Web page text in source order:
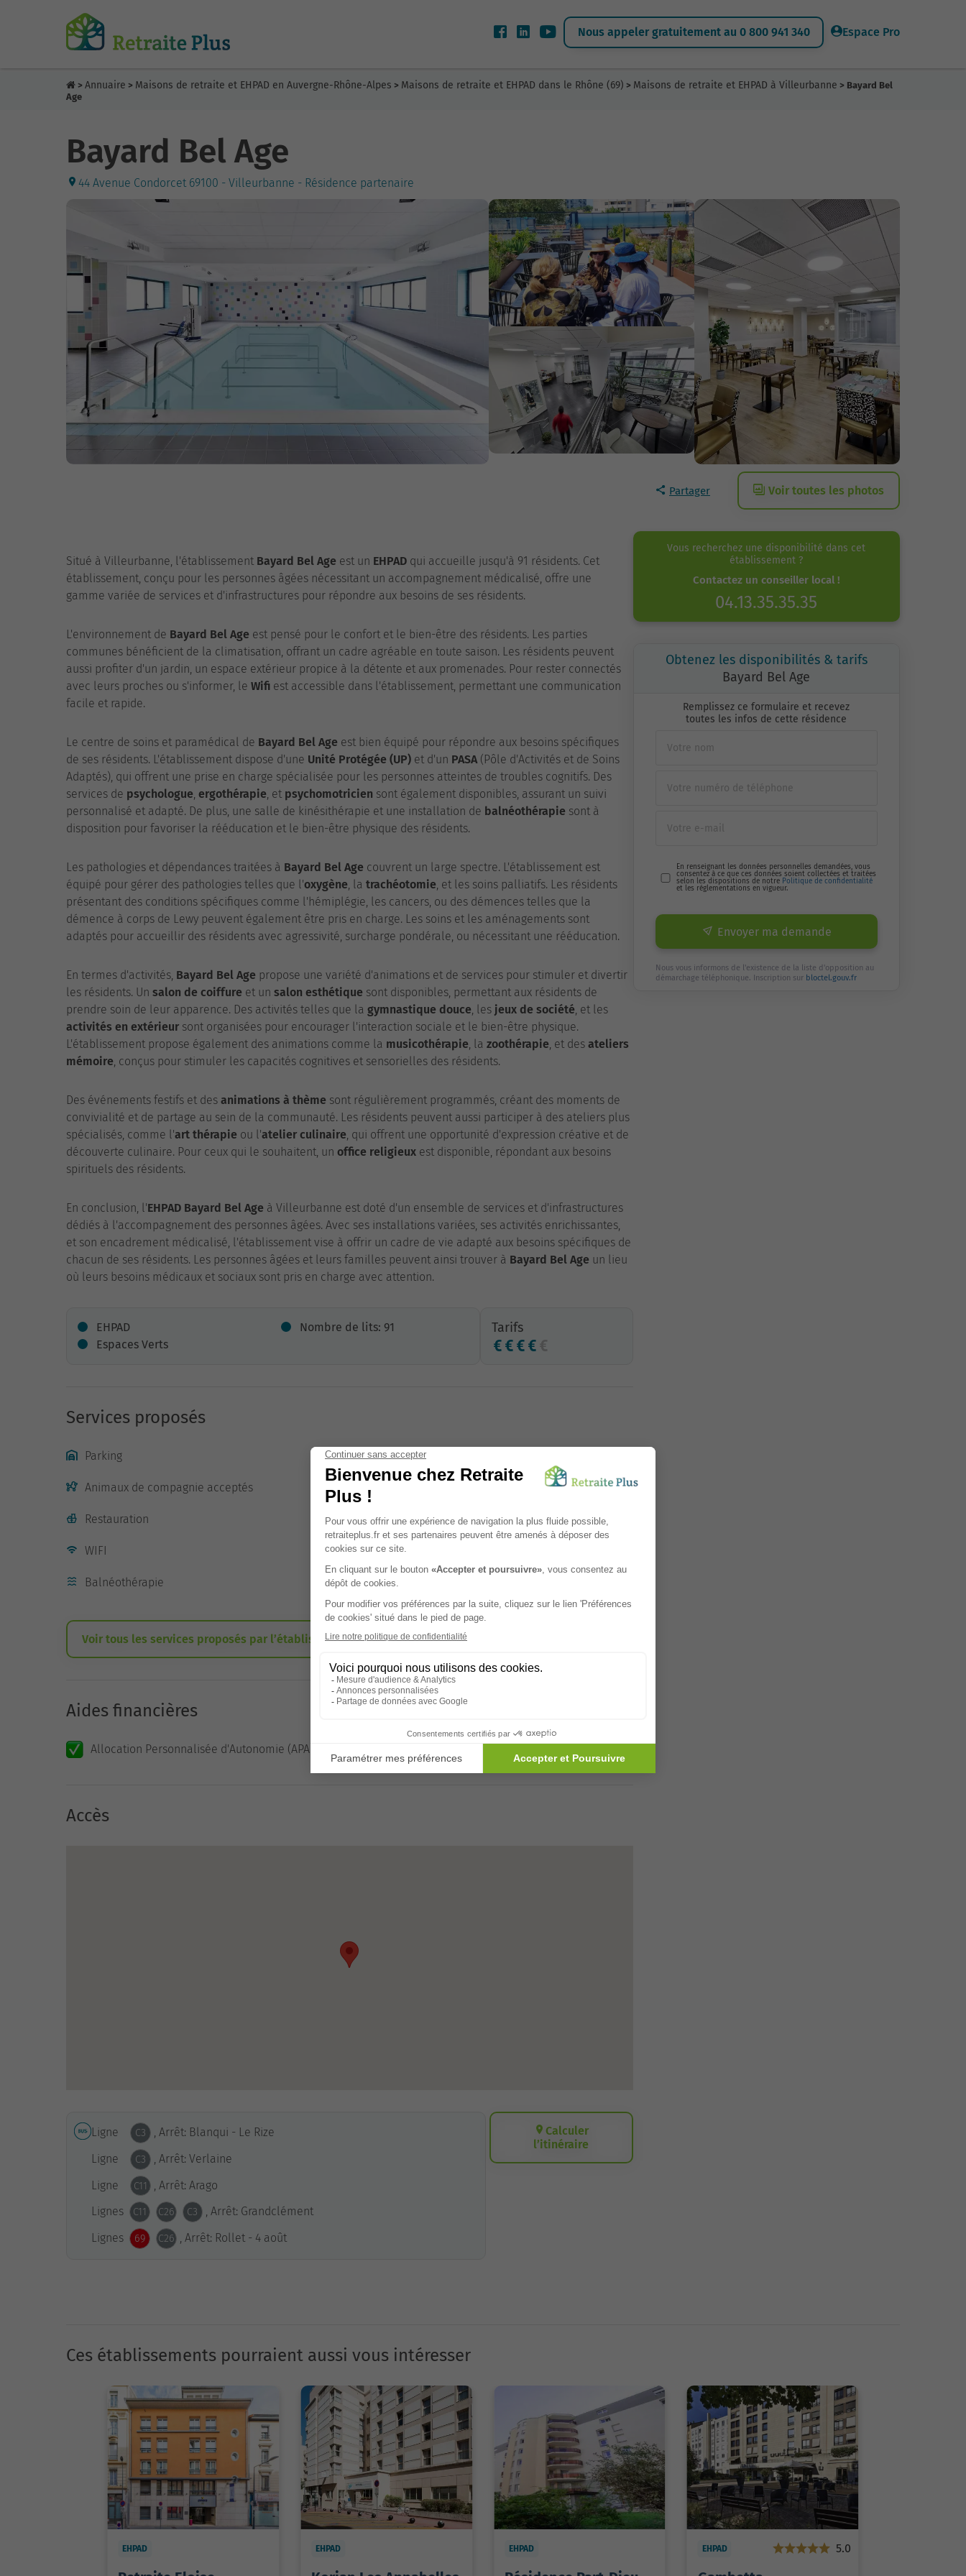
Nous appeler gratuitement au 0 800 941 340 Espace Pro
> Annuaire > Maisons de retraite et EHPAD en Auvergne-Rhône-Alpes > Maisons de retraite et EHPAD dans le Rhône (69) > Maisons de retraite et EHPAD à Villeurbanne > Bayard Bel
Age
Bayard Bel Age
44 Avenue Condorcet 69100 - Villeurbanne - Résidence partenaire
Partager Voir toutes les photos
Situé à Villeurbanne, l'établissement Bayard Bel Age est un EHPAD qui accueille jusqu'à 91 résidents. Cet
établissement, conçu pour les personnes âgées nécessitant un accompagnement médicalisé, offre une
gamme variée de services et d'infrastructures pour répondre aux besoins de ses résidents.
L'environnement de Bayard Bel Age est pensé pour le confort et le bien-être des résidents. Les parties
communes bénéficient de la climatisation, offrant un cadre agréable en toute saison. Les résidents peuvent
aussi profiter d'un jardin, un espace extérieur propice à la détente et aux promenades. Pour rester connectés
avec leurs proches ou s'informer, le Wifi est accessible dans l'établissement, permettant une communication
facile et rapide.
Le centre de soins et paramédical de Bayard Bel Age est bien équipé pour répondre aux besoins spécifiques
de ses résidents. L'établissement dispose d'une Unité Protégée (UP) et d'un PASA(Pôle d'Activités et de Soins
Adaptés), qui offrent une prise en charge spécialisée pour les personnes atteintes de troubles cognitifs. Des
services de psychologue, ergothérapie, et psychomotricien sont également disponibles, assurant un suivi
personnalisé et adapté. De plus, une salle de kinésithérapie et une installation de balnéothérapie sont à
disposition pour favoriser la rééducation et le bien-être physique des résidents.
Les pathologies et dépendances traitées à Bayard Bel Age couvrent un large spectre. L'établissement est
équipé pour gérer des pathologies telles que l'oxygène, la trachéotomie, et les soins palliatifs. Les résidents
présentant des conditions spécifiques comme l'hémiplégie, les cancers, ou des démences telles que la
démence à corps de Lewy peuvent également être pris en charge. Les soins et les aménagements sont
adaptés pour accueillir des résidents avec agressivité, surcharge pondérale, ou nécessitant une rééducation.
En termes d'activités, Bayard Bel Age propose une variété d'animations et de services pour stimuler et divertir
les résidents. Un salon de coiffure et un salon esthétique sont disponibles, permettant aux résidents de
prendre soin de leur apparence. Des activités telles que la gymnastique douce, les jeux de société, et les
activités en extérieur sont organisées pour encourager l'interaction sociale et le bien-être physique.
L'établissement propose également des animations comme la musicothérapie, la zoothérapie, et des ateliers
mémoire, conçus pour stimuler les capacités cognitives et sensorielles des résidents.
Des événements festifs et des animations à thème sont régulièrement programmés, créant des moments de
convivialité et de partage au sein de la communauté. Les résidents peuvent aussi participer à des ateliers plus
spécialisés, comme l'art thérapie ou l'atelier culinaire, qui offrent une opportunité d'expression créative et de
découverte culinaire. Pour ceux qui le souhaitent, un office religieux est disponible, répondant aux besoins
spirituels des résidents.
En conclusion, l'EHPAD Bayard Bel Age à Villeurbanne est doté d'un ensemble de services et d'infrastructures
dédiés à l'accompagnement des personnes âgées. Avec ses installations variées, ses activités enrichissantes,
et son encadrement médicalisé, l'établissement vise à offrir un cadre de vie adapté aux besoins spécifiques de
chacun de ses résidents. Les personnes âgées et leurs familles peuvent ainsi trouver à Bayard Bel Age un lieu
où leurs besoins médicaux et sociaux sont pris en charge avec attention.
EHPAD
Nombre de lits: 91
Espaces Verts
Tarifs
Services proposés
Parking Proximité commerces
Animaux de compagnie acceptés
Restauration PASA
WIFI Unité Protégée (UP)
Balnéothérapie Office religieux
Voir tous les services proposés par l’établissement
Aides financières
Allocation Personnalisée d'Autonomie (APA)
Accès
Ligne C3
, Arrêt: Blanqui - Le Rize
Ligne
C3
, Arrêt: Verlaine
Ligne
C11
, Arrêt: Arago
Lignes
C11 C26 C3
, Arrêt: Grandclément
Lignes
69 C26 , Arrêt: Rollet - 4 août
Calculer
l’itinéraire
Vous recherchez une disponibilité dans cet
établissement ?
Contactez un conseiller local !
04.13.35.35.35
Obtenez les disponibilités & tarifs
Bayard Bel Age
Remplissez ce formulaire et recevez
toutes les infos de cette résidence
En renseignant les données personnelles demandées, vous
consentez à ce que ces données soient collectées et traitées
selon les dispositions de notre Politique de confidentialité
et les réglementations en vigueur.
Envoyer ma demande
Nous vous informons de l'existence de la liste d'opposition au
démarchage téléphonique. Inscription sur bloctel.gouv.fr
Ces établissements pourraient aussi vous intéresser
EHPAD EHPAD EHPAD EHPAD 5.0